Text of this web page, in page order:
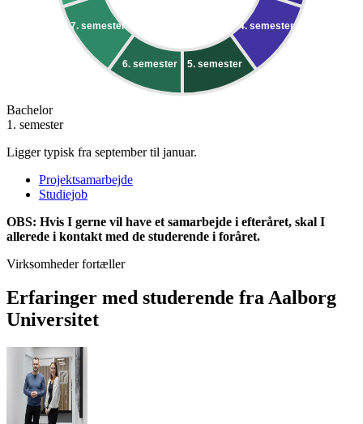
4. semester
5. semester
6. semester
7. semester
Bachelor
1. semester
Ligger typisk fra september til januar.
Projektsamarbejde
Studiejob
OBS: Hvis I gerne vil have et samarbejde i efteråret, skal I
allerede i kontakt med de studerende i foråret.
Virksomheder fortæller
Erfaringer med studerende fra Aalborg
Universitet